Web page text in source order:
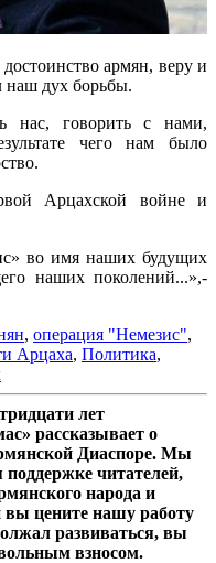
армян, веру и
наш дух борьбы.
нас, говорить с нами,
чего нам было
Арцахской войне и
во имя наших будущих
наших поколений...»,-
, операция "Немезис",
Арцаха, Политика,
лет
рассказывает о
Диаспоре. Мы
поддержке читателей,
народа и
вы цените нашу работу
развиваться, вы
взносом.